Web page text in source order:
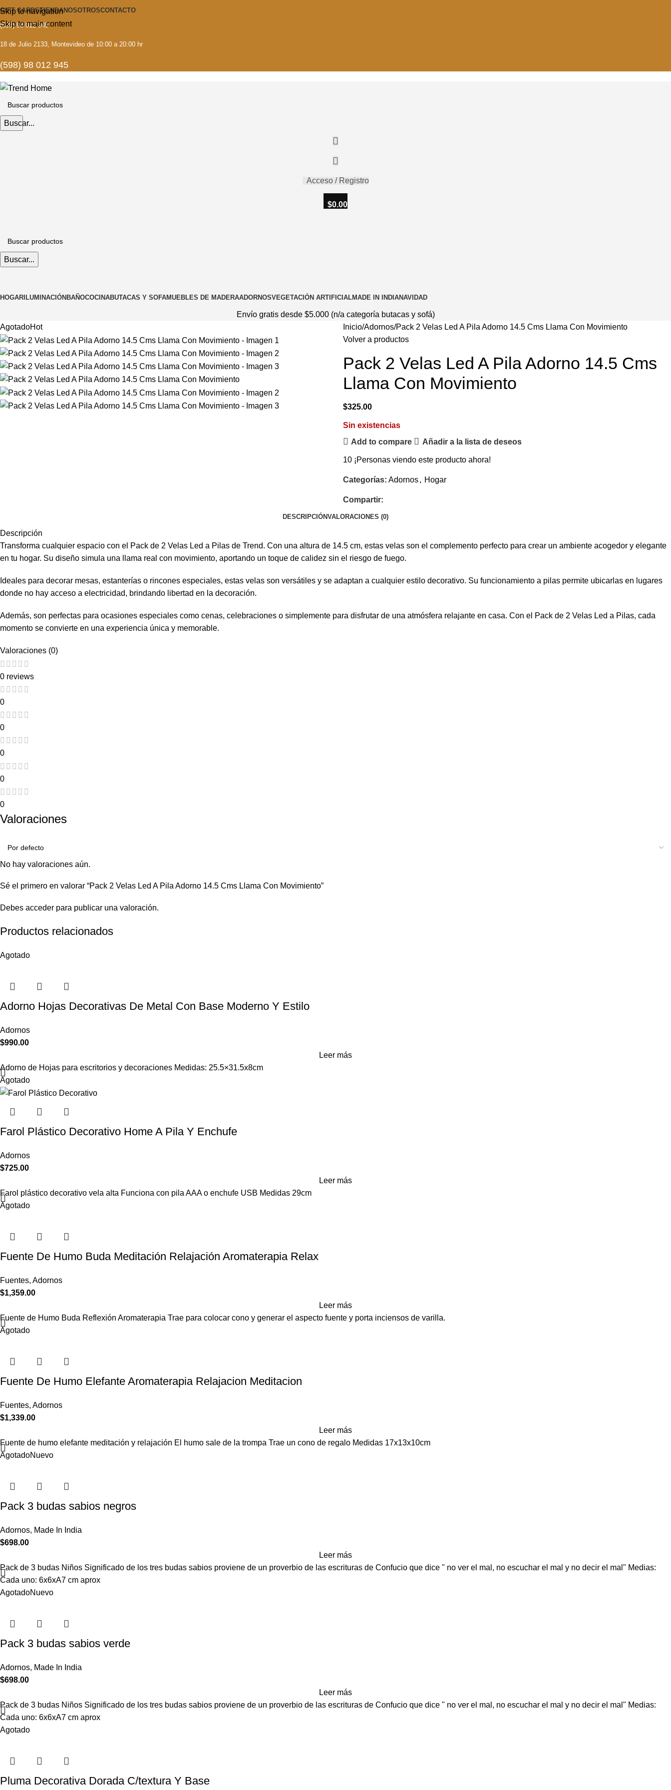
Skip to navigation
Skip to main content
GIFT CARDSTIENDANOSOTROSCONTACTO
(598) 98 012 945
18 de Julio 2133, Montevideo de 10:00 a 20:00 hr
(598) 98 012 945
Buscar...
Acceso / Registro
$0.00
Buscar...
HOGAR ILUMINACIÓN BAÑOCOCINABUTACAS Y SOFAMUEBLES DE MADERAADORNOSVEGETACIÓN ARTIFICIALMADE IN INDIANAVIDAD
Envío gratis desde $5.000 (n/a categoría butacas y sofá)
AgotadoHot Inicio Adornos Pack 2 Velas Led A Pila Adorno 14.5 Cms Llama Con Movimiento
Volver a productos
Pack 2 Velas Led A Pila Adorno 14.5 Cms
Llama Con Movimiento
$325.00
Sin existencias
Add to compare
Añadir a la lista de deseos
10 ¡Personas viendo este producto ahora!
Categorías: Adornos, Hogar
Compartir:
DESCRIPCIÓNVALORACIONES (0)
Descripción
Transforma cualquier espacio con el Pack de 2 Velas Led a Pilas de Trend. Con una altura de 14.5 cm, estas velas son el complemento perfecto para crear un ambiente acogedor y elegante
en tu hogar. Su diseño simula una llama real con movimiento, aportando un toque de calidez sin el riesgo de fuego.
Ideales para decorar mesas, estanterías o rincones especiales, estas velas son versátiles y se adaptan a cualquier estilo decorativo. Su funcionamiento a pilas permite ubicarlas en lugares
donde no hay acceso a electricidad, brindando libertad en la decoración.
Además, son perfectas para ocasiones especiales como cenas, celebraciones o simplemente para disfrutar de una atmósfera relajante en casa. Con el Pack de 2 Velas Led a Pilas, cada
momento se convierte en una experiencia única y memorable.
Valoraciones (0)
0 reviews
0
0
0
0
0
Valoraciones
No hay valoraciones aún.
Sé el primero en valorar “Pack 2 Velas Led A Pila Adorno 14.5 Cms Llama Con Movimiento”
Debes acceder para publicar una valoración.
Productos relacionados
Agotado
Adorno Hojas Decorativas De Metal Con Base Moderno Y Estilo
Adornos
$990.00
Leer más
Adorno de Hojas para escritorios y decoraciones Medidas: 25.5×31.5x8cm
Agotado
Farol Plástico Decorativo Home A Pila Y Enchufe
Adornos
$725.00
Leer más
Farol plástico decorativo vela alta Funciona con pila AAA o enchufe USB Medidas 29cm
Agotado
Fuente De Humo Buda Meditación Relajación Aromaterapia Relax
Fuentes, Adornos
$1,359.00
Leer más
Fuente de Humo Buda Reflexión Aromaterapia Trae para colocar cono y generar el aspecto fuente y porta inciensos de varilla.
Agotado
Fuente De Humo Elefante Aromaterapia Relajacion Meditacion
Fuentes, Adornos
$1,339.00
Leer más
Fuente de humo elefante meditación y relajación El humo sale de la trompa Trae un cono de regalo Medidas 17x13x10cm
AgotadoNuevo
Pack 3 budas sabios negros
Adornos, Made In India
$698.00
Leer más
Pack de 3 budas Niños Significado de los tres budas sabios proviene de un proverbio de las escrituras de Confucio que dice " no ver el mal, no escuchar el mal y no decir el mal" Medias:
Cada uno: 6x6xA7 cm aprox
AgotadoNuevo
Pack 3 budas sabios verde
Adornos, Made In India
$698.00
Leer más
Pack de 3 budas Niños Significado de los tres budas sabios proviene de un proverbio de las escrituras de Confucio que dice " no ver el mal, no escuchar el mal y no decir el mal" Medias:
Cada uno: 6x6xA7 cm aprox
Agotado
Pluma Decorativa Dorada C/textura Y Base